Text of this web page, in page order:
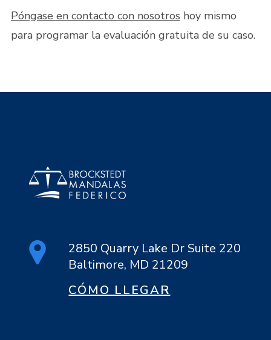
Póngase en contacto con nosotros hoy mismo
para programar la evaluación gratuita de su caso.
2850 Quarry Lake Dr Suite 220
Baltimore, MD 21209
CÓMO LLEGAR